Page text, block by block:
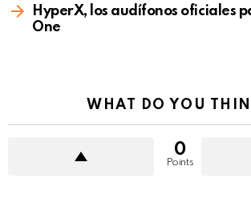
HyperX, los audífonos oficiales
One
WHAT DO YOU
0
Points